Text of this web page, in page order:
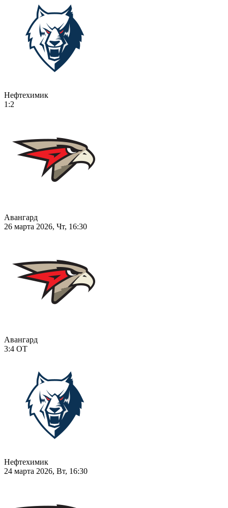
Нефтехимик
1:2
Авангард
26 марта 2026, Чт, 16:30
Авангард
3:4 ОТ
Нефтехимик
24 марта 2026, Вт, 16:30